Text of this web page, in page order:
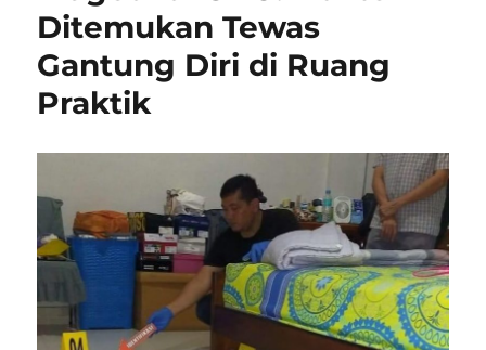
Ditemukan Tewas
Gantung Diri di Ruang
Praktik